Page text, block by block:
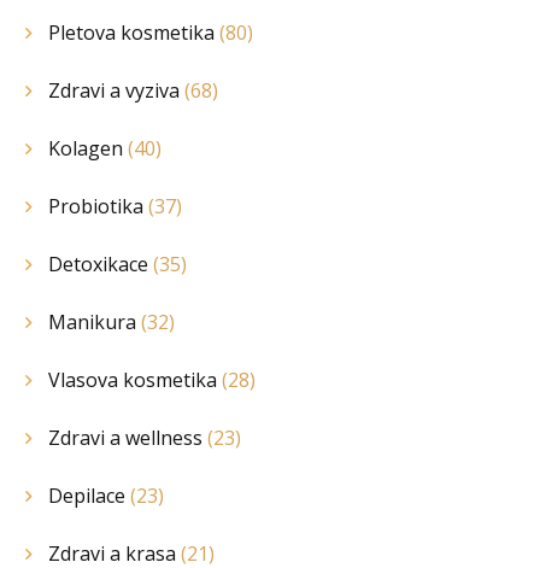
Pletova kosmetika (80)
Zdravi a vyziva (68)
Kolagen (40)
Probiotika (37)
Detoxikace (35)
Manikura (32)
Vlasova kosmetika (28)
Zdravi a wellness (23)
Depilace (23)
Zdravi a krasa (21)